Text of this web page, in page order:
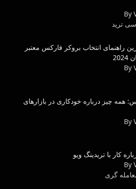
By
راهنمای انتخاب بروکر فارکس معتبر
By
همه چیز درباره خودکاری در بازارهای
By
کار با تریدینگ ویو
By